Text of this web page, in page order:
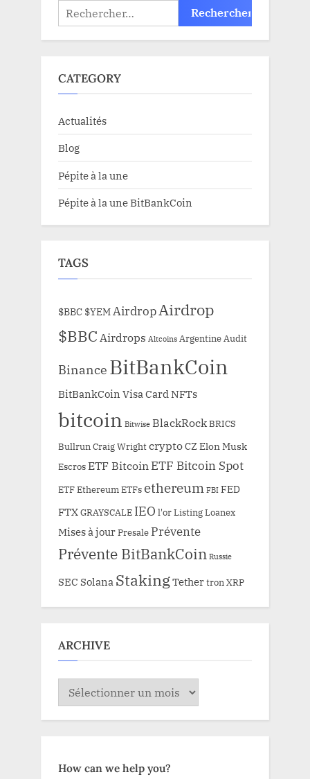
Rechercher :
CATEGORY
Actualités
Blog
Pépite à la une
Pépite à la une BitBankCoin
TAGS
$BBC $YEMAirdropAirdrop
$BBCAirdrops Altcoins Argentine Audit
Binance BitBankCoin
BitBankCoin Visa Card NFTs
bitcoin Bitwise BlackRockBRICS
Bullrun Craig WrightcryptoCZ Elon Musk
EscrosETF Bitcoin ETF Bitcoin Spot
ETF Ethereum ETFs ethereum FBI FED
FTXGRAYSCALE IEO l'orListingLoanex
Mises à jourPresale Prévente
Prévente BitBankCoin Russie
SEC Solana StakingTethertron XRP
ARCHIVE
ARCHIVE
How can we help you?